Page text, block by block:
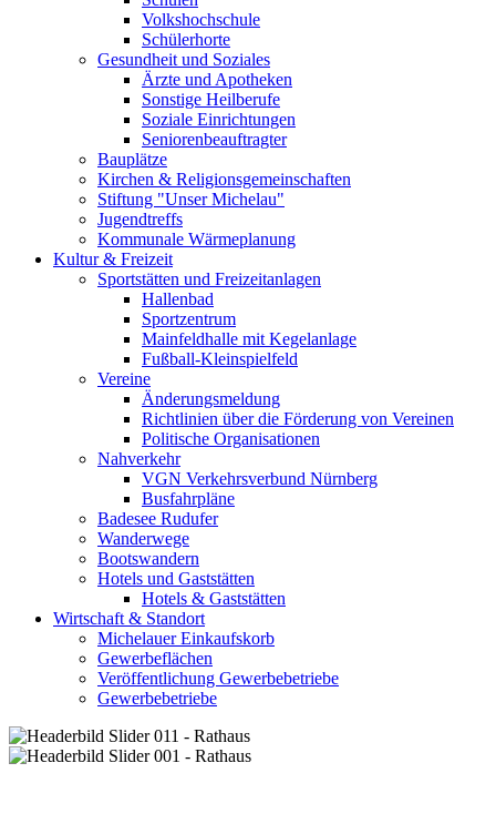
Volkshochschule
Schülerhorte
Gesundheit und Soziales
Ärzte und Apotheken
Sonstige Heilberufe
Soziale Einrichtungen
Seniorenbeauftragter
Bauplätze
Kirchen & Religionsgemeinschaften
Stiftung "Unser Michelau"
Jugendtreffs
Kommunale Wärmeplanung
Kultur & Freizeit
Sportstätten und Freizeitanlagen
Hallenbad
Sportzentrum
Mainfeldhalle mit Kegelanlage
Fußball-Kleinspielfeld
Vereine
Änderungsmeldung
Richtlinien über die Förderung von Vereinen
Politische Organisationen
Nahverkehr
VGN Verkehrsverbund Nürnberg
Busfahrpläne
Badesee Rudufer
Wanderwege
Bootswandern
Hotels und Gaststätten
Hotels & Gaststätten
Wirtschaft & Standort
Michelauer Einkaufskorb
Gewerbeflächen
Veröffentlichung Gewerbebetriebe
Gewerbebetriebe